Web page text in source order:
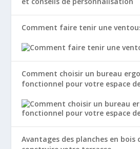
Comment faire tenir une
Comment choisir un bureau
fonctionnel pour votre espace
Avantages des planches en